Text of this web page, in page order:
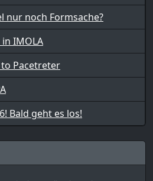
nur noch Formsache?
IMOLA
Pacetreter
Bald geht es los!